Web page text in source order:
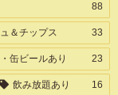
88
＆チップス 33
缶ビールあり 23
飲み放題あり 16